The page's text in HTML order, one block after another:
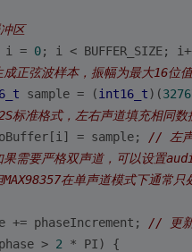
区
i = 0; i < BUFFER_SIZE;
正弦波样本，振幅为最大16位
sample = (int16_t)(
准格式，左右声道填充相同数
= sample;
// 左声
需要严格双声道，可以设
在单声道模式下通常只
+= phaseIncrement;
// 更
> 2 * PI) {